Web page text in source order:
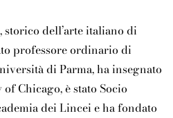
dell’arte italiano di
professore ordinario di
di Parma, ha insegnato
Chicago, è stato Socio
dei Lincei e ha fondato